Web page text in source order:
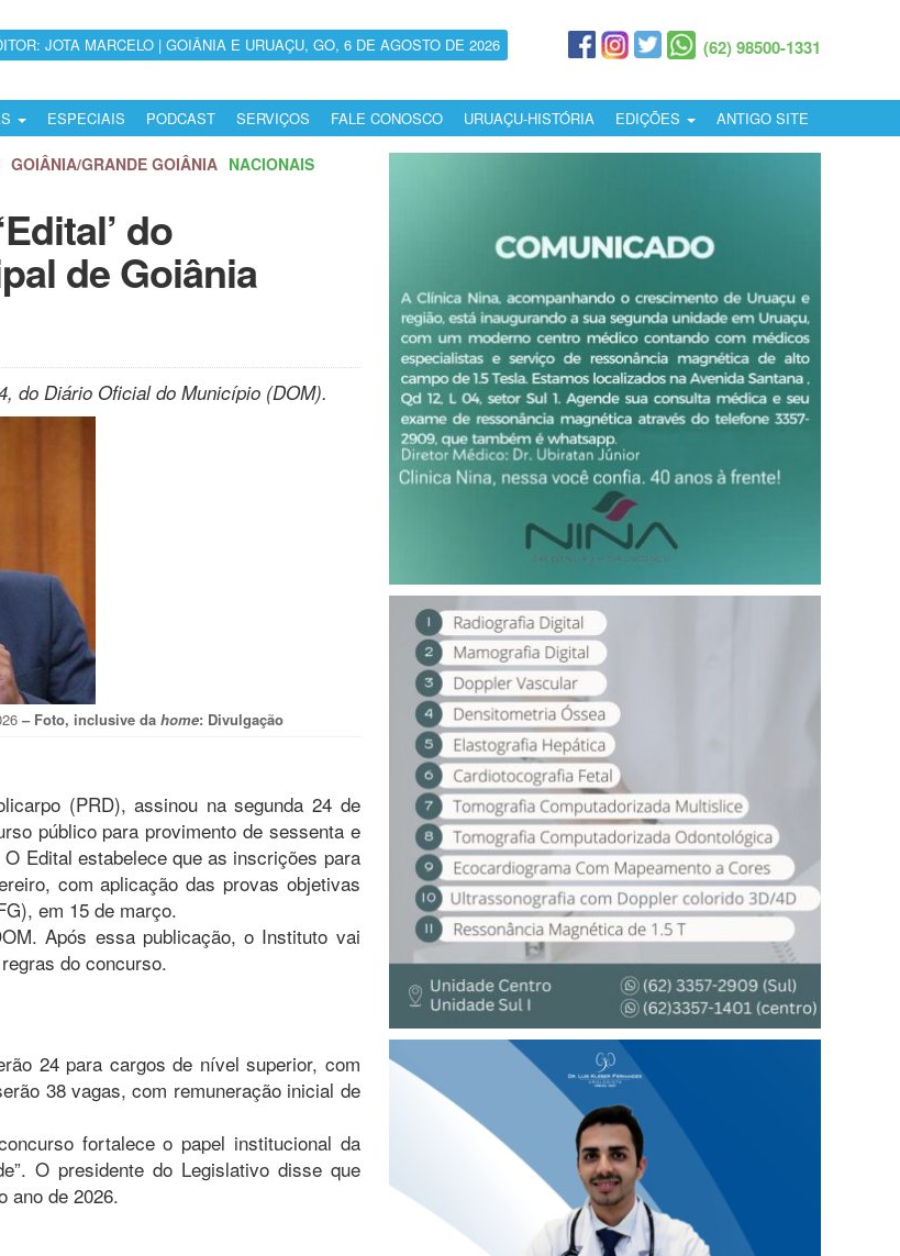
JOTA MARCELO | GOIÂNIA E URUAÇU, GO, 6 DE AGOSTO DE 2026 (62) 98500-1331
ESPECIAIS PODCAST SERVIÇOS FALE CONOSCO URUAÇU-HISTÓRIA EDIÇÕES ANTIGO SITE
GOIÂNIA/GRANDE GOIÂNIA NACIONAIS
do
de Goiânia
do Diário Oficial do Município (DOM).
– Foto, inclusive da home: Divulgação
(PRD), assinou na segunda 24 de
público para provimento de sessenta e
Edital estabelece que as inscrições para
com aplicação das provas objetivas
em 15 de março.
Após essa publicação, o Instituto vai
do concurso.
24 para cargos de nível superior, com
38 vagas, com remuneração inicial de
fortalece o papel institucional da
O presidente do Legislativo disse que
ano de 2026.